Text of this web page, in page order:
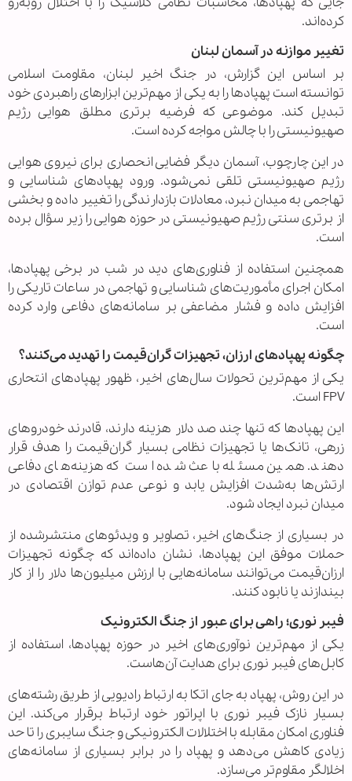
کرده‌اند.
تغییر موازنه در آسمان لبنان
بر اساس این گزارش، در جنگ اخیر لبنان، مقاومت اسلامی
توانسته است پهپادها را به یکی از مهم‌ترین ابزارهای راهبردی خود
تبدیل کند. موضوعی که فرضیه برتری مطلق هوایی رژیم
صهیونیستی را با چالش مواجه کرده است.
در این چارچوب، آسمان دیگر فضایی انحصاری برای نیروی هوایی
رژیم صهیونیستی تلقی نمی‌شود. ورود پهپادهای شناسایی و
تهاجمی به میدان نبرد، معادلات بازدارندگی را تغییر داده و بخشی
از برتری سنتی رژیم صهیونیستی در حوزه هوایی را زیر سؤال برده
است.
همچنین استفاده از فناوری‌های دید در شب در برخی پهپادها،
امکان اجرای مأموریت‌های شناسایی و تهاجمی در ساعات تاریکی را
افزایش داده و فشار مضاعفی بر سامانه‌های دفاعی وارد کرده
است.
چگونه پهپادهای ارزان، تجهیزات گران‌قیمت را تهدید می‌کنند؟
یکی از مهم‌ترین تحولات سال‌های اخیر، ظهور پهپادهای انتحاری
FPV است.
این پهپادها که تنها چند صد دلار هزینه دارند، قادرند خودروهای
زرهی، تانک‌ها یا تجهیزات نظامی بسیار گران‌قیمت را هدف قرار
دهند. همین مسئله باعث شده است که هزینه‌های دفاعی
ارتش‌ها به‌شدت افزایش یابد و نوعی عدم توازن اقتصادی در
میدان نبرد ایجاد شود.
در بسیاری از جنگ‌های اخیر، تصاویر و ویدئوهای منتشرشده از
حملات موفق این پهپادها، نشان داده‌اند که چگونه تجهیزات
ارزان‌قیمت می‌توانند سامانه‌هایی با ارزش میلیون‌ها دلار را از کار
بیندازند یا نابود کنند.
فیبر نوری؛ راهی برای عبور از جنگ الکترونیک
یکی از مهم‌ترین نوآوری‌های اخیر در حوزه پهپادها، استفاده از
کابل‌های فیبر نوری برای هدایت آن‌هاست.
در این روش، پهپاد به جای اتکا به ارتباط رادیویی از طریق رشته‌های
بسیار نازک فیبر نوری با اپراتور خود ارتباط برقرار می‌کند. این
فناوری امکان مقابله با اختلالات الکترونیکی و جنگ سایبری را تا حد
زیادی کاهش می‌دهد و پهپاد را در برابر بسیاری از سامانه‌های
اخلالگر مقاوم‌تر می‌سازد.